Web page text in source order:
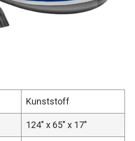
Kunststoff
124″ x 65″ x 17″